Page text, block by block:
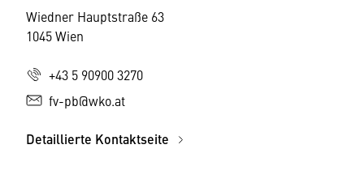
Wiedner Hauptstraße 63
1045 Wien
+43 5 90900 3270
fv-pb@wko.at
Detaillierte Kontaktseite